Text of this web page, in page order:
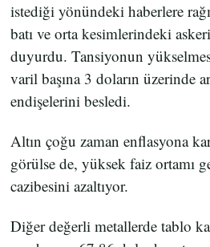
istediği yönündeki haberlere
batı ve orta kesimlerindeki
duyurdu. Tansiyonun
varil başına 3 doların üzerinde
endişelerini besledi.
Altın çoğu zaman enflasyona
görülse de, yüksek faiz ortamı
cazibesini azaltıyor.
Diğer değerli metallerde tablo